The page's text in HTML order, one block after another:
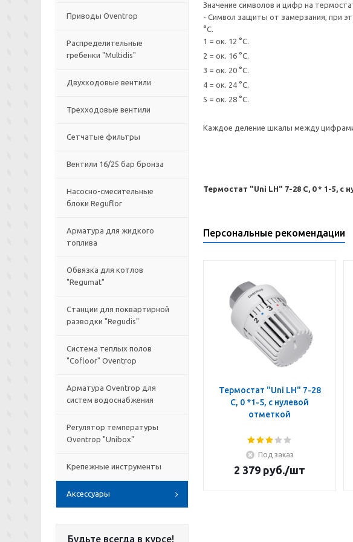
Приводы Oventrop
Распределительные
гребенки "Multidis"
Двухходовые вентили
Трехходовые вентили
Сетчатые фильтры
Вентили 16/25 бар бронза
Насосно-смесительные
блоки Reguflor
Арматура для жидкого
топлива
Обвязка для котлов
"Regumat"
Станции для поквартирной
разводки "Regudis"
Система теплых полов
"Cofloor" Oventrop
Арматура Oventrop для
систем водоснабжения
Регулятор температуры
Oventrop "Unibox"
Крепежные инструменты
Аксессуары
Будьте всегда в курсе!
Значение символов и цифр на
- Символ защиты от замерзания, при
°С.
1 = ок. 12 °С.
2 = ок. 16 °С.
3 = ок. 20 °С.
4 = ок. 24 °С.
5 = ок. 28 °С.
Каждое деление шкалы между
Термостат "Uni LH" 7-28 C, 0 * 1-5, с
Персональные рекомендации
Термостат "Uni LH" 7-28
C, 0 *1-5, с нулевой
отметкой
Под заказ
2 379 руб./шт